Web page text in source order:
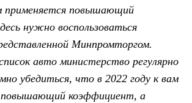
применяется повышающий
нужно воспользоваться
Минпромторгом.
авто министерство регулярно
убедиться, что в 2022 году к вам
повышающий коэффициент, а